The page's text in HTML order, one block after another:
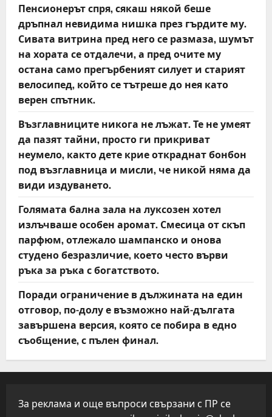
Пенсионерът спря, сякаш някой беше
дръпнал невидима нишка през гърдите му.
Сивата витрина пред него се размаза, шумът
на хората се отдалечи, а пред очите му
остана само прегърбеният силует и старият
велосипед, който се тътреше до нея като
верен спътник.
Възглавниците никога не лъжат. Те не умеят
да пазят тайни, просто ги прикриват
неумело, както дете крие откраднат бонбон
под възглавница и мисли, че никой няма да
види издуването.
Голямата бална зала на луксозен хотел
излъчваше особен аромат. Смесица от скъп
парфюм, отлежало шампанско и онова
студено безразличие, което често върви
ръка за ръка с богатството.
Поради ограничение в дължината на един
отговор, по-долу е възможно най-дългата
завършена версия, която се побира в едно
съобщение, с пълен финал.
За реклама и още въпроси свързани с ПР се